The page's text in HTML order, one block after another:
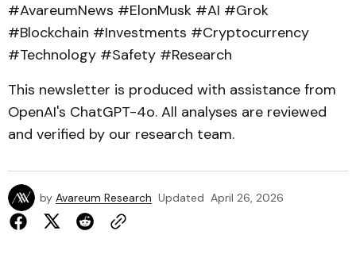
#AvareumNews #ElonMusk #AI #Grok
#Blockchain #Investments #Cryptocurrency
#Technology #Safety #Research
This newsletter is produced with assistance from
OpenAI's ChatGPT-4o. All analyses are reviewed
and verified by our research team.
by Avareum Research Updated April 26, 2026